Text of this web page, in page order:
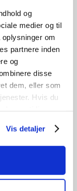
og
medier og til
om
partnere inden
og
disse
dem, eller som
Hvis du
Vis detaljer
lager